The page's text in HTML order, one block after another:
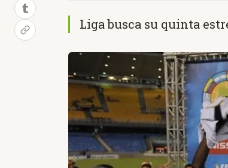
Liga busca su quinta